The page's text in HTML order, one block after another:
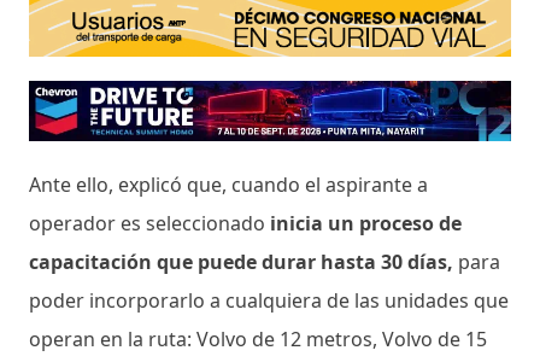
Ante ello, explicó que, cuando el aspirante a
operador es seleccionado inicia un proceso de
capacitación que puede durar hasta 30 días, para
poder incorporarlo a cualquiera de las unidades que
operan en la ruta: Volvo de 12 metros, Volvo de 15